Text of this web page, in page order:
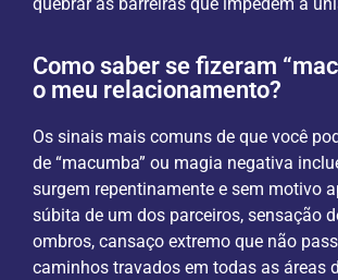
Como saber se fizeram
o meu relacionamento?
Os sinais mais comuns de que você
de “macumba” ou magia negativa
surgem repentinamente e sem motivo
súbita de um dos parceiros, sensação
ombros, cansaço extremo que não
caminhos travados em todas as áreas